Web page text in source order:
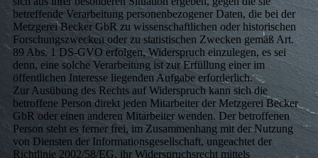
betreffende Verarbeitung personenbezogener Daten, die bei der
Metzgerei Becker GbR zu wissenschaftlichen oder historischen
Forschungszwecken oder zu statistischen Zwecken gemäß Art.
89 Abs. 1 DS-GVO erfolgen, Widerspruch einzulegen, es sei
denn, eine solche Verarbeitung ist zur Erfüllung einer im
öffentlichen Interesse liegenden Aufgabe erforderlich.
Zur Ausübung des Rechts auf Widerspruch kann sich die
betroffene Person direkt jeden Mitarbeiter der Metzgerei Becker
GbR oder einen anderen Mitarbeiter wenden. Der betroffenen
Person steht es ferner frei, im Zusammenhang mit der Nutzung
von Diensten der Informationsgesellschaft, ungeachtet der
Richtlinie 2002/58/EG, ihr Widerspruchsrecht mittels